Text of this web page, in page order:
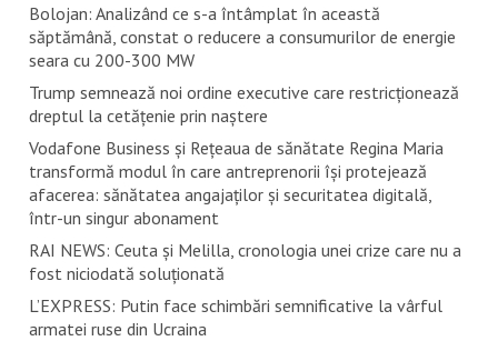
Bolojan: Analizând ce s-a întâmplat în această
săptămână, constat o reducere a consumurilor de energie
seara cu 200-300 MW
Trump semnează noi ordine executive care restricţionează
dreptul la cetăţenie prin naştere
Vodafone Business și Rețeaua de sănătate Regina Maria
transformă modul în care antreprenorii își protejează
afacerea: sănătatea angajaților și securitatea digitală,
într-un singur abonament
RAI NEWS: Ceuta și Melilla, cronologia unei crize care nu a
fost niciodată soluționată
L’EXPRESS: Putin face schimbări semnificative la vârful
armatei ruse din Ucraina